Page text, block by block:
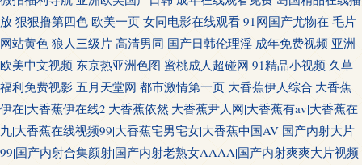
放 狠狠撸第四色 欧美一页 女同电影在线观看 91网国产尤物在 毛片
网站黄色 狼人三级片 高清男同 国产日韩伦理淫 成年免费视频 亚洲
欧美中文视频 东京热亚洲色图 蜜桃成人超碰网 91精品小视频 久草
福利免费视影 五月天堂网 都市激情第一页 大香蕉伊人综合|大香蕉
伊在|大香蕉伊在线2|大香蕉依然|大香蕉尹人网|大香蕉有av|大香蕉在
九|大香蕉在线视频99|大香蕉宅男宅女|大香蕉中国AV 国产内射大片
99|国产内射合集颜射|国产内射老熟女AAAA|国产内射爽爽大片视频